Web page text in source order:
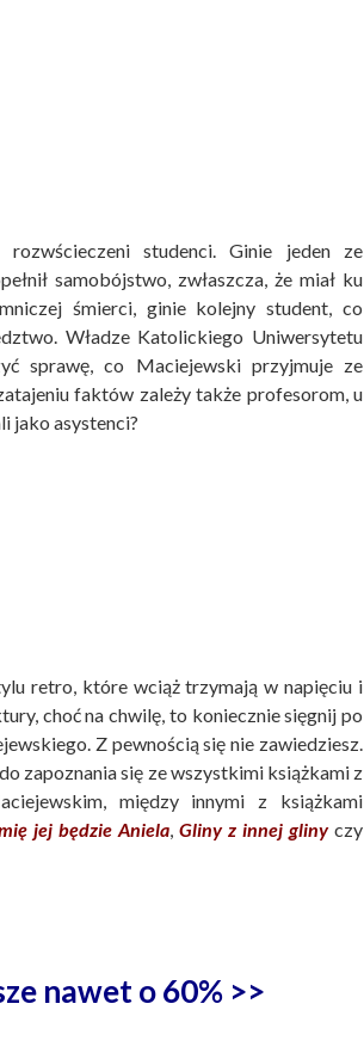
rozwścieczeni studenci. Ginie jeden ze
samobójstwo, zwłaszcza, że miał ku
śmierci, ginie kolejny student, co
Władze Katolickiego Uniwersytetu
sprawę, co Maciejewski przyjmuje ze
faktów zależy także profesorom, u
jako asystenci?
retro, które wciąż trzymają w napięciu i
choć na chwilę, to koniecznie sięgnij po
Z pewnością się nie zawiedziesz.
zapoznania się ze wszystkimi książkami z
między innymi z książkami
jej będzie Aniela, Gliny z innej glinyczy
nawet o 60% >>